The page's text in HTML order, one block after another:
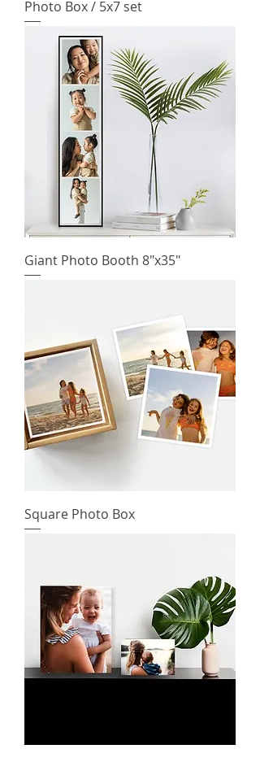
Photo Box / 5x7 set
Giant Photo Booth 8"x35"
Square Photo Box